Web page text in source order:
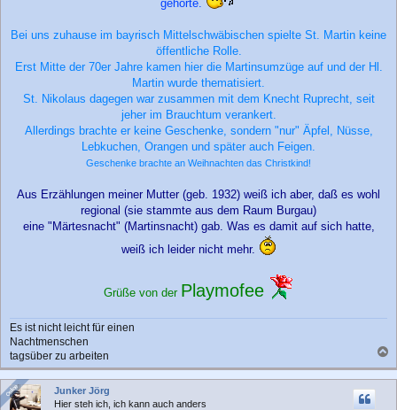
gehörte.
Bei uns zuhause im bayrisch Mittelschwäbischen spielte St. Martin keine
öffentliche Rolle.
Erst Mitte der 70er Jahre kamen hier die Martinsumzüge auf und der Hl.
Martin wurde thematisiert.
St. Nikolaus dagegen war zusammen mit dem Knecht Ruprecht, seit
jeher im Brauchtum verankert.
Allerdings brachte er keine Geschenke, sondern "nur" Äpfel, Nüsse,
Lebkuchen, Orangen und später auch Feigen.
Geschenke brachte an Weihnachten das Christkind!
Aus Erzählungen meiner Mutter (geb. 1932) weiß ich aber, daß es wohl
regional (sie stammte aus dem Raum Burgau)
eine "Märtesnacht" (Martinsnacht) gab. Was es damit auf sich hatte,
weiß ich leider nicht mehr.
Grüße von der Playmofee
Es ist nicht leicht für einen
Nachtmenschen
tagsüber zu arbeiten
a
c
Junker Jörg
Hier steh ich, ich kann auch anders
Online
Online